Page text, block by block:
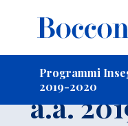
Programmi
2019-2020
a.a.